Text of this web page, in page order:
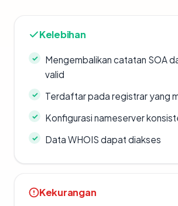
Kelebihan
Mengembalikan catatan SOA
valid
Terdaftar pada registrar yang
Konfigurasi nameserver
Data WHOIS dapat diakses
Kekurangan